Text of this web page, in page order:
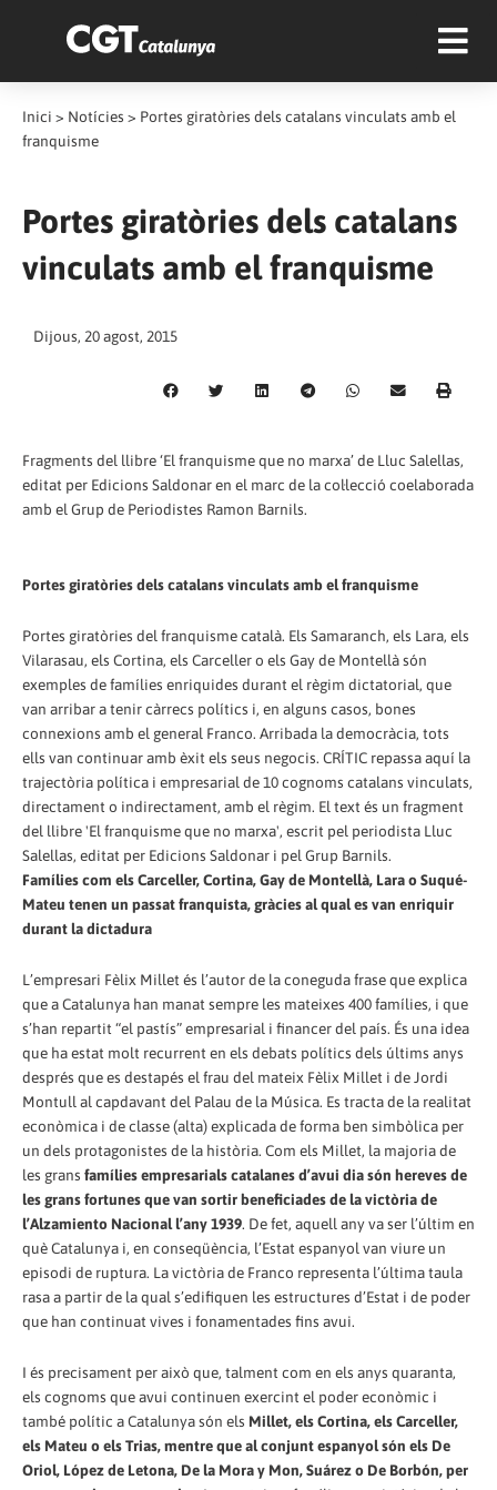
Inici > Notícies > Portes giratòries dels catalans vinculats amb el
franquisme
Portes giratòries dels catalans
vinculats amb el franquisme
Dijous, 20 agost, 2015
Fragments del llibre ‘El franquisme que no marxa’ de Lluc Salellas,
editat per Edicions Saldonar en el marc de la col·lecció coelaborada
amb el Grup de Periodistes Ramon Barnils.
Portes giratòries dels catalans vinculats amb el franquisme
Portes giratòries del franquisme català. Els Samaranch, els Lara, els
Vilarasau, els Cortina, els Carceller o els Gay de Montellà són
exemples de famílies enriquides durant el règim dictatorial, que
van arribar a tenir càrrecs polítics i, en alguns casos, bones
connexions amb el general Franco. Arribada la democràcia, tots
ells van continuar amb èxit els seus negocis. CRÍTIC repassa aquí la
trajectòria política i empresarial de 10 cognoms catalans vinculats,
directament o indirectament, amb el règim. El text és un fragment
del llibre 'El franquisme que no marxa', escrit pel periodista Lluc
Salellas, editat per Edicions Saldonar i pel Grup Barnils.
Famílies com els Carceller, Cortina, Gay de Montellà, Lara o Suqué-
Mateu tenen un passat franquista, gràcies al qual es van enriquir
durant la dictadura
L’empresari Fèlix Millet és l’autor de la coneguda frase que explica
que a Catalunya han manat sempre les mateixes 400 famílies, i que
s’han repartit “el pastís” empresarial i financer del país. És una idea
que ha estat molt recurrent en els debats polítics dels últims anys
després que es destapés el frau del mateix Fèlix Millet i de Jordi
Montull al capdavant del Palau de la Música. Es tracta de la realitat
econòmica i de classe (alta) explicada de forma ben simbòlica per
un dels protagonistes de la història. Com els Millet, la majoria de
les grans famílies empresarials catalanes d’avui dia són hereves de
les grans fortunes que van sortir beneficiades de la victòria de
l’Alzamiento Nacional l’any 1939. De fet, aquell any va ser l’últim en
què Catalunya i, en conseqüència, l’Estat espanyol van viure un
episodi de ruptura. La victòria de Franco representa l’última taula
rasa a partir de la qual s’edifiquen les estructures d’Estat i de poder
que han continuat vives i fonamentades fins avui.
I és precisament per això que, talment com en els anys quaranta,
els cognoms que avui continuen exercint el poder econòmic i
també polític a Catalunya són els Millet, els Cortina, els Carceller,
els Mateu o els Trias, mentre que al conjunt espanyol són els De
Oriol, López de Letona, De la Mora y Mon, Suárez o De Borbón, per